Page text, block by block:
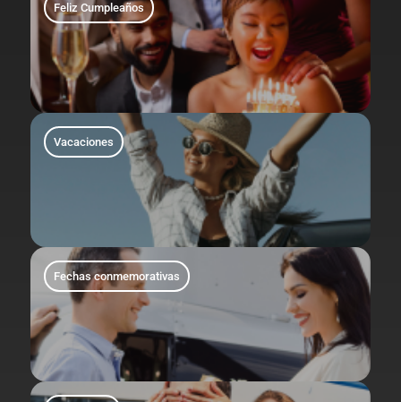
Feliz Cumpleaños
Vacaciones
Fechas conmemorativas